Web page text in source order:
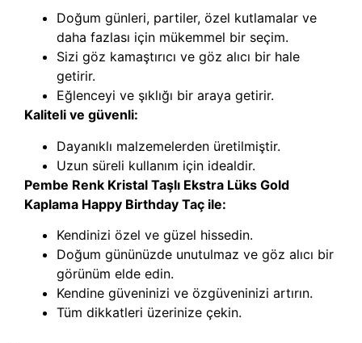
Doğum günleri, partiler, özel kutlamalar ve
daha fazlası için mükemmel bir seçim.
Sizi göz kamaştırıcı ve göz alıcı bir hale
getirir.
Eğlenceyi ve şıklığı bir araya getirir.
Kaliteli ve güvenli:
Dayanıklı malzemelerden üretilmiştir.
Uzun süreli kullanım için idealdir.
Pembe Renk Kristal Taşlı Ekstra Lüks Gold
Kaplama Happy Birthday Taç ile:
Kendinizi özel ve güzel hissedin.
Doğum gününüzde unutulmaz ve göz alıcı bir
görünüm elde edin.
Kendine güveninizi ve özgüveninizi artırın.
Tüm dikkatleri üzerinize çekin.